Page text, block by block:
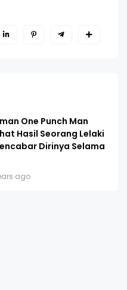
One Punch Man
Hasil Seorang Lelaki
Dirinya Selama
ago